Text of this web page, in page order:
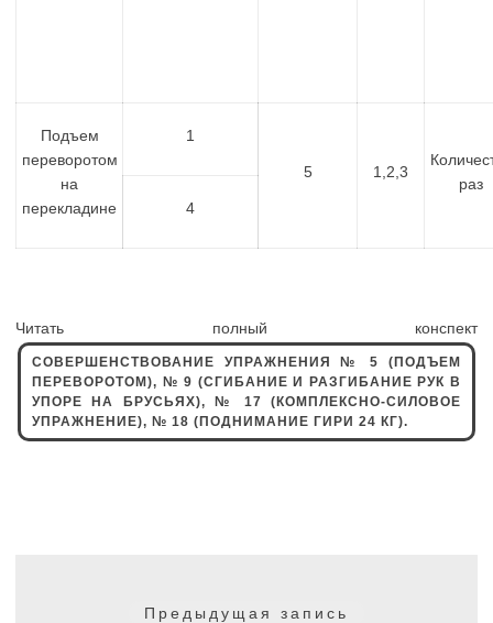
Подъем
переворотом
на
перекладине
1
5 1,2,3
раз
4
Читать полный конспект
СОВЕРШЕНСТВОВАНИЕ УПРАЖНЕНИЯ № 5 (ПОДЪЕМ
ПЕРЕВОРОТОМ), № 9 (СГИБАНИЕ И РАЗГИБАНИЕ РУК В
УПОРЕ НА БРУСЬЯХ), № 17 (КОМПЛЕКСНО-СИЛОВОЕ
УПРАЖНЕНИЕ), № 18 (ПОДНИМАНИЕ ГИРИ 24 КГ).
Предыдущая запись